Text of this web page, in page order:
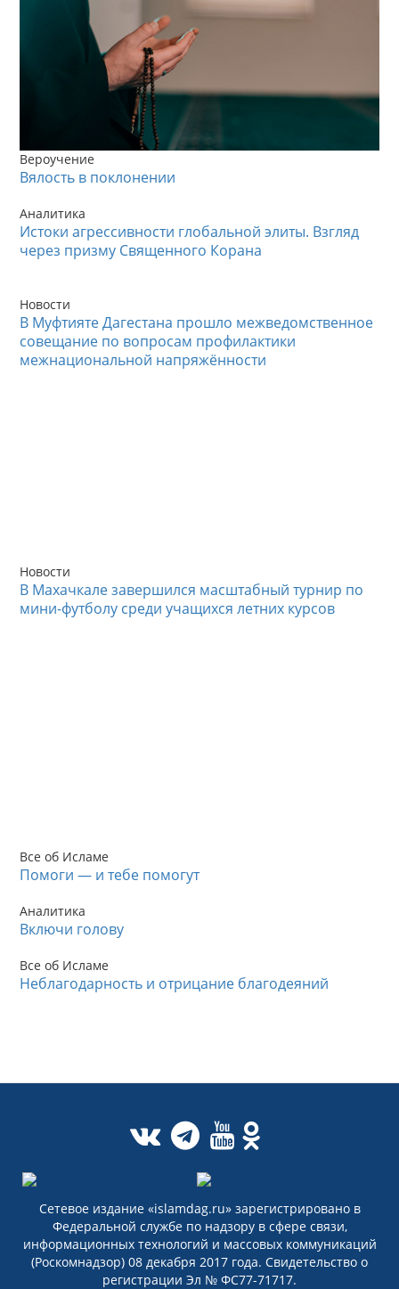
Вероучение
Вялость в поклонении
Аналитика
Истоки агрессивности глобальной элиты. Взгляд
через призму Священного Корана
Новости
В Муфтияте Дагестана прошло межведомственное
совещание по вопросам профилактики
межнациональной напряжённости
Новости
В Махачкале завершился масштабный турнир по
мини-футболу среди учащихся летних курсов
Все об Исламе
Помоги — и тебе помогут
Аналитика
Включи голову
Все об Исламе
Неблагодарность и отрицание благодеяний
Сетевое издание «islamdag.ru» зарегистрировано в
Федеральной службе по надзору в сфере связи,
информационных технологий и массовых коммуникаций
(Роскомнадзор) 08 декабря 2017 года. Свидетельство о
регистрации Эл № ФС77-71717.